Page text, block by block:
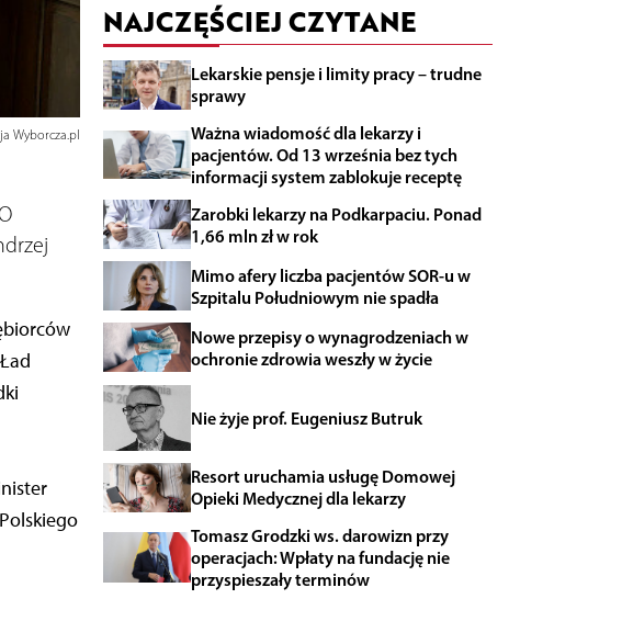
Wyborcza.pl
NAJCZĘŚCIEJ CZYTANE
Lekarskie pensje i limity pracy – trudne
sprawy
Ważna wiadomość dla lekarzy i
pacjentów. Od 13 września bez tych
informacji system zablokuje receptę
Zarobki lekarzy na Podkarpaciu. Ponad
1,66 mln zł w rok
Mimo afery liczba pacjentów SOR-u w
Szpitalu Południowym nie spadła
Nowe przepisy o wynagrodzeniach w
ochronie zdrowia weszły w życie
Nie żyje prof. Eugeniusz Butruk
Resort uruchamia usługę Domowej
Opieki Medycznej dla lekarzy
Tomasz Grodzki ws. darowizn przy
operacjach: Wpłaty na fundację nie
przyspieszały terminów